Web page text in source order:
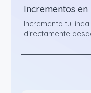
Incrementos en
Incrementa tu
directamente